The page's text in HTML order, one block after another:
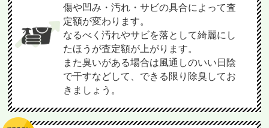
傷や凹み・汚れ・サビの具合によって査
定額が変わります。
なるべく汚れやサビを落として綺麗にし
たほうが査定額が上がります。
また臭いがある場合は風通しのいい日陰
で干すなどして、できる限り除臭してお
きましょう。